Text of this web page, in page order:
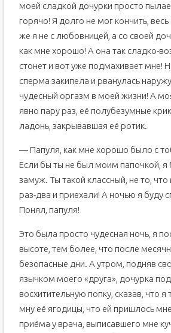
моей сладкой дочурки просто
горячо! Я долго не мог кончить,
же я не с любовницей, а со своей
как мне хорошо! А она так сладко-
стонет и вот уже подмахивает мне!
сперма закипела и рванулась
чудесный оргазм в моей жизни! А
явно пару раз, её полубезумные
ладонь, закрывавшая её ротик.
— Папуля, как мне хорошо было с
Если бы ты не был моим папочкой, я
замуж. Ты такой классный, не то,
раз-два и приехали! А ночью я буду
Понял, папуля!
Это была просто чудесная ночь, я
высоте, тем более, что после
безопасные дни. А утром, подняв
язычком моего «друга», дочурка
восхитительную попку, сказав, что я
мну её ягодицы, что ей пришлось
приёма у врача, выписавшего мне